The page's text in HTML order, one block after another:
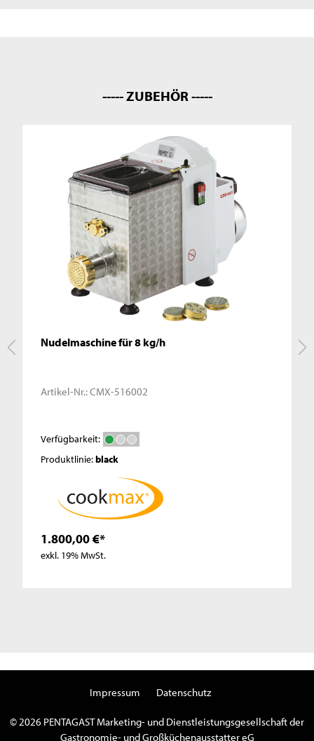
----- ZUBEHÖR -----
Nudelmaschine für 8 kg/h
Artikel-Nr.:CMX-516002
Verfügbarkeit:
Produktlinie:black
1.800,00 €*
exkl. 19% MwSt.
© 2026 PENTAGAST Marketing- und Dienstleistungsgesellschaft der
Gastronomie- und Großküchenausstatter eG
Impressum Datenschutz